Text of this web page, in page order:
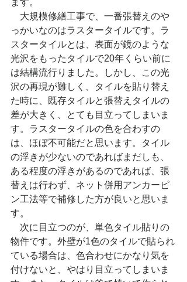
ます。
大規模修繕工事で、一番張替えのや
っかいなのはラスタータイルです。ラ
スタータイルとは、表面が鏡のような
光沢をもったタイルで20年くらい前に
は結構流行りました。しかし、この光
沢の再現が難しく、タイルを貼り替え
た時に、既存タイルと張替えタイルの
差が大きく、とても目立ってしまいま
す。ラスタータイルの色を合わすの
は、ほぼ不可能だと思います。タイル
の浮きが少ないのであればまだしも、
ある程度の浮きがあるのであれば、張
替えは行わず、ネット併用アンカーピ
ン工法等で補修した方が良いと思いま
す。
次に目立つのが、単色タイル貼りの
物件です。外壁が1色のタイルで貼られ
ている場合は、色合わせにかなり気を
付けないと、やはり目立ってしまいま